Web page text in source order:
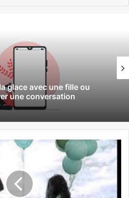
glace avec une fille ou
une conversation
cette nuit